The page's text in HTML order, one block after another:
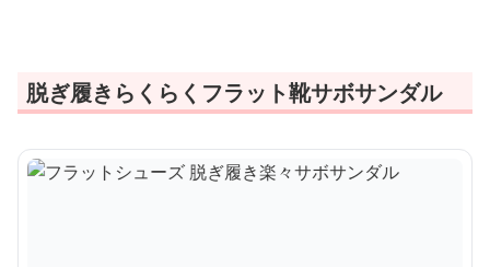
脱ぎ履きらくらくフラット靴サボサンダル